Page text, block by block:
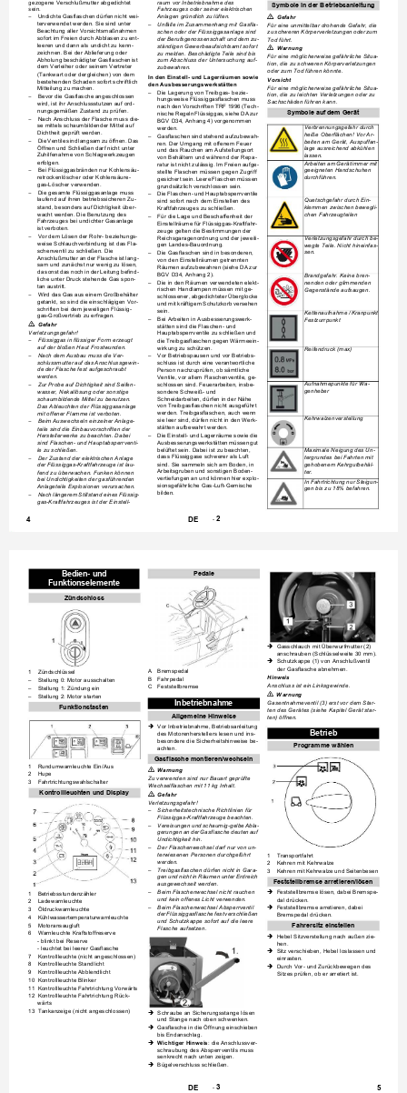
gezogene Verschlußmutter abgedichtet raum vor Inbetriebnahme des Symbole in der Betriebsanleitung
sein. Fahrzeuges oder seiner elektrischen
– Undichte Gasflaschen dürfen nicht wei- Anlagen gründlich zu lüften.  Gefahr
terverwendet werden. Sie sind unter – Unfälle im Zusammenhang mit Gasfla-
Für eine unmittelbar drohende Gefahr, die
Beachtung aller Vorsichtsmaßnahmen
schen oder der Flüssiggasanlage sind
zu schweren Körperverletzungen oder zum
sofort im Freien durch Abblasen zu ent-
der Berufsgenossenschaft und dem zu-
Tod führt.
leeren und dann als undicht zu kenn-
ständigen Gewerbeaufsichtsamt sofort 몇 Warnung
zeichnen. Bei der Ablieferung oder zu melden. Beschädigte Teile sind bis
Für eine möglicherweise gefährliche Situa-
Abholung beschädigter Gasflaschen ist zum Abschluss der Untersuchung auf-
tion, die zu schweren Körperverletzungen
dem Verleiher oder seinem Vertreter zubewahren.
oder zum Tod führen könnte.
(Tankwart oder dergleichen) von dem In den Einstell- und Lagerräumen sowie Vorsicht
bestehenden Schaden sofort schriftlich den Ausbesserungswerkstätten
Mitteilung zu machen. Für eine möglicherweise gefährliche Situa-
– Die Lagerung von Treibgas- bezie-
– Bevor die Gasflasche angeschlossen tion, die zu leichten Verletzungen oder zu
hungsweise Flüssiggasflaschen muss
wird, ist ihr Anschlussstutzen auf ord- Sachschäden führen kann.
nach den Vorschriften TRF 1996 (Tech-
nungsgemäßen Zustand zu prüfen. nische Regeln Flüssiggas, siehe DA zur Symbole auf dem Gerät
– Nach Anschluss der Flasche muss die- BGV D34, Anhang 4) vorgenommen
se mittels schaumbildender Mittel auf werden.
Verbrennungsgefahr durch
Dichtheit geprüft werden.
– Gasflaschen sind stehend aufzubewah- heiße Oberflächen! Vor Ar-
– Die Ventile sind langsam zu öffnen. Das ren. Der Umgang mit offenem Feuer beiten am Gerät, Auspuffan-
Öffnen und Schließen darf nicht unter und das Rauchen am Aufstellungsort
lage ausreichend abkühlen
Zuhilfenahme von Schlagwerkzeugen
von Behältern und während der Repa-
lassen.
erfolgen.
ratur ist nicht zulässig. Im Freien aufge- Arbeiten am Gerät immer mit
– Bei Flüssiggasbränden nur Kohlensäu- stellte Flaschen müssen gegen Zugriff
geeigneten Handschuhen
retrockenlöscher oder Kohlensäure-
gesichert sein. Leere Flaschen müssen durchführen.
gas-Löscher verwenden. grundsätzlich verschlossen sein.
– Die gesamte Flüssiggasanlage muss –
Die Flaschen- und Hauptabsperrventile
laufend auf ihren betriebssicheren Zu-
sind sofort nach dem Einstellen des
Quetschgefahr durch Ein-
stand, besonders auf Dichtigkeit über-
Kraftfahrzeuges zu schließen.
klemmen zwischen bewegli-
wacht werden. Die Benutzung des
chen Fahrzeugteilen
– Für die Lage und Beschaffenheit der
Fahrzeuges bei undichter Gasanlage Einstellräume für Flüssiggas-Kraftfahr-
ist verboten. zeuge gelten die Bestimmungen der
– Vor dem Lösen der Rohr- beziehungs- Reichsgaragenordnung und der jeweili- Verletzungsgefahr durch be-
weise Schlauchverbindung ist das Fla- gen Landes-Bauordnung. wegte Teile. Nicht hineinfas-
schenventil zu schließen. Die – Die Gasflaschen sind in besonderen,
sen.
Anschlußmutter an der Flasche ist lang-
von den Einstellräumen getrennten
sam und zunächst nur wenig zu lösen, Räumen aufzubewahren (siehe DA zur
da sonst das noch in der Leitung befind- BGV D34, Anhang 2). Brandgefahr. Keine bren-
liche unter Druck stehende Gas spon- – Die in den Räumen verwendeten elekt- nenden oder glimmenden
tan austritt. rischen Handlampen müssen mit ge- Gegenstände aufsaugen.
– Wird das Gas aus einem Großbehälter schlossener, abgedichteter Überglocke
getankt, so sind die einschlägigen Vor- und mit kräftigem Schutzkorb versehen
schriften bei dem jeweiligen Flüssig- sein. Kettenaufnahme / Kranpunkt
gas-Großvertrieb zu erfragen. – Bei Arbeiten in Ausbesserungswerk- Festzurrpunkt
 Gefahr
stätten sind die Flaschen- und
Verletzungsgefahr!
Hauptabsperrventile zu schließen und
– Flüssiggas in flüssiger Form erzeugt
die Treibgasflaschen gegen Wärmeein-
auf der bloßen Haut Frostwunden.
wirkung zu schützen. Reifendruck (max)
– Nach dem Ausbau muss die Ver- –
Vor Betriebspausen und vor Betriebs-
schlussmutter auf das Anschlussgewin-
schluss ist durch eine verantwortliche
de der Flasche fest aufgeschraubt
Person nachzuprüfen, ob sämtliche
werden.
Ventile, vor allem Flaschenventile, ge-
– Zur Probe auf Dichtigkeit sind Seifen- schlossen sind. Feuerarbeiten, insbe- Aufnahmepunkte für Wa-
wasser, Nekallösung oder sonstige sondere Schweiß- und
genheber
schaumbildende Mittel zu benutzen.
Schneidarbeiten, dürfen in der Nähe
Das Ableuchten der Flüssiggasanlage von Treibgasflaschen nicht ausgeführt
mit offener Flamme ist verboten. werden. Treibgasflaschen, auch wenn
Kehrwalzenverstellung
– Beim Auswechseln einzelner Anlage- sie leer sind, dürfen nicht in den Werk-
teile sind die Einbauvorschriften der
stätten aufbewahrt werden.
Herstellerwerke zu beachten. Dabei
– Die Einstell- und Lagerräume sowie die
sind Flaschen- und Hauptabsperrventi-
Ausbesserungswerkstätten müssen gut
le zu schließen.
belüftet sein. Dabei ist zu beachten, Maximale Neigung des Un-
– Der Zustand der elektrischen Anlage dass Flüssiggase schwerer als Luft
tergrundes bei Fahrten mit
der Flüssiggas-Kraftfahrzeuge ist lau-
sind. Sie sammeln sich am Boden, in
gehobenem Kehrgutbehäl-
fend zu überwachen. Funken können
Arbeitsgruben und sonstigen Boden-
ter.
bei Undichtigkeiten der gasführenden
vertiefungen an und können hier explo-
In Fahrtrichtung nur Steigun-
Anlageteile Explosionen verursachen.
sionsgefährliche Gas-Luft-Gemische gen bis zu 18% befahren.
– Nach längerem Stillstand eines Flüssig-
bilden.
gas-Kraftfahrzeuges ist der Einstell-
     -
2
4 DE
Bedien- und Pedale
Funktionselemente
Zündschloss

Gasschlauch mit Überwurfmutter (2)
anschrauben (Schlüsselweite 30 mm).

Schutzkappe (1) von Anschlußventil
der Gasflasche abnehmen.
1 Zündschlüssel A Bremspedal
Hinweis
– Stellung 0: Motor ausschalten B Fahrpedal
– Stellung 1: Zündung ein C Feststellbremse Anschluss ist ein Linksgewinde.
– Stellung 2: Motor starten 몇 Warnung
Inbetriebnahme Gasentnahmeventil (3) erst vor dem Star-
Funktionstasten ten des Gerätes (siehe Kapitel Gerät star-
Allgemeine Hinweise ten) öffnen.

Vor Inbetriebnahme, Betriebsanleitung
des Motorenherstellers lesen und ins-
Betrieb
besondere die Sicherheitshinweise be-
Programme wählen
achten.
Gasflasche montieren/wechseln
1 Rundumwarnleuchte Ein/Aus
몇 Warnung
2 Hupe
Zu verwenden sind nur Bauart geprüfte
3 Fahrtrichtungswahlschalter
Wechselflaschen mit 11 kg Inhalt.
Kontrollleuchten und Display  Gefahr
Verletzungsgefahr!
–
Sicherheitstechnische Richtlinien für
Flüssiggas-Kraftfahrzeuge beachten.
– Vereisungen und schaumig-gelbe Abla-
gerungen an der Gasflasche deuten auf
Undichtigkeit hin.
–
Der Flaschenwechsel darf nur von un-
terwiesenen Personen durchgeführt
1
Transportfahrt
werden.
2 Kehren mit Kehrwalze
– Treibgasflaschen dürfen nicht in Gara- 3
Kehren mit Kehrwalze und Seitenbesen
gen und nicht in Räumen unter Erdreich
Feststellbremse arretieren/lösen
ausgewechselt werden.
– Beim Flaschenwechsel nicht rauchen
1 Betriebsstundenzähler  Feststellbremse lösen, dabei Bremspe-
und kein offenes Licht verwenden. dal drücken.
2 Ladewarnleuchte
– Beim Flaschenwechsel Absperrventil  Feststellbremse arretieren, dabei
3 Öldruckwarnleuchte
der Flüssiggasflasche fest verschließen Bremspedal drücken.
4 Kühlwassertemperaturwarnleuchte
und Schutzkappe sofort auf die leere
5 Motoransaugluft Fahrersitz einstellen
Flasche aufsetzen.
6 Warnleuchte Kraftstoffreserve
 Hebel Sitzverstellung nach außen zie-
- blinkt bei Reserve hen.
- leuchtet bei leerer Gasflasche  Sitz verschieben, Hebel loslassen und
7 Kontrollleuchte (nicht angeschlossen)
einrasten.
8
Kontrollleuchte Standlicht 
Durch Vor- und Zurückbewegen des
9
Kontrollleuchte Abblendlicht
Sitzes prüfen, ob er arretiert ist.
10 Kontrollleuchte Blinker
11 Kontrollleuchte Fahrtrichtung Vorwärts
12 Kontrollleuchte Fahrtrichtung Rück-
wärts
13 Tankanzeige (nicht angeschlossen) 
Schraube an Sicherungsstange lösen
und Stange nach oben schwenken.

Gasflasche in die Öffnung einschieben
bis Endanschlag.
 Wichtiger Hinweis: die Anschlussver-
schraubung des Absperrventils muss
senkrecht nach unten zeigen.
 Bügelverschluss schließen.
- 3 5
DE